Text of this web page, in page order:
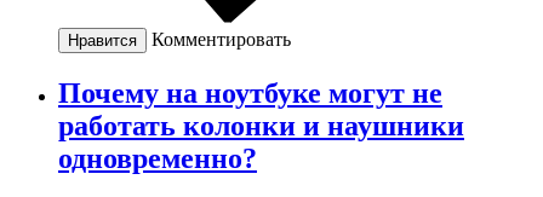
Нравится Комментировать
Почему на ноутбуке могут не
работать колонки и наушники
одновременно?